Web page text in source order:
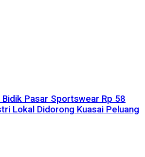
Pasar Sportswear Rp 58
Lokal Didorong Kuasai Peluang